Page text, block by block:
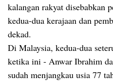
kalangan rakyat disebabkan
kedua-dua kerajaan dan
dekad.
Di Malaysia, kedua-dua
ketika ini - Anwar Ibrahim
sudah menjangkau usia 77